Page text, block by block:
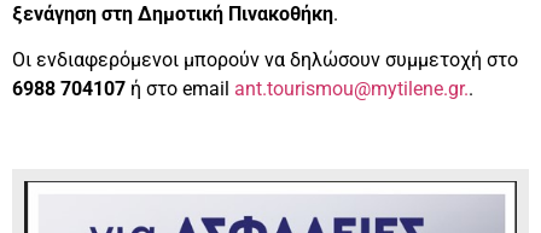
ξενάγηση στη Δημοτική Πινακοθήκη.
Οι ενδιαφερόμενοι μπορούν να δηλώσουν συμμετοχή στο
6988 704107 ή στο email ant.tourismou@mytilene.gr..